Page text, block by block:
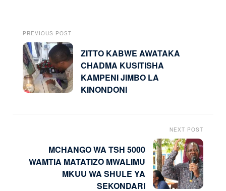
PREVIOUS POST
ZITTO KABWE AWATAKA
CHADMA KUSITISHA
KAMPENI JIMBO LA
KINONDONI
NEXT POST
MCHANGO WA TSH 5000
WAMTIA MATATIZO MWALIMU
MKUU WA SHULE YA
SEKONDARI